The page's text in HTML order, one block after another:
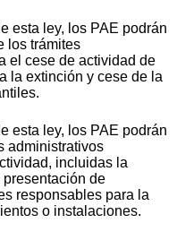
esta ley, los PAE podrán
los trámites
el cese de actividad de
la extinción y cese de la
esta ley, los PAE podrán
administrativos
incluidas la
de
responsables para la
o instalaciones.